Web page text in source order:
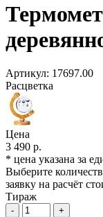
Артикул: 17697.00
Расцветка
Цена
3 490 р.
* цена указана за
Выберите
заявку на расчёт
Тираж
- +